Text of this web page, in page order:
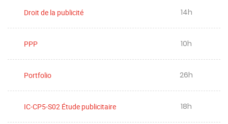
Droit de la publicité 14h
PPP 10h
Portfolio 26h
IC-CP5-S02 Étude publicitaire 18h